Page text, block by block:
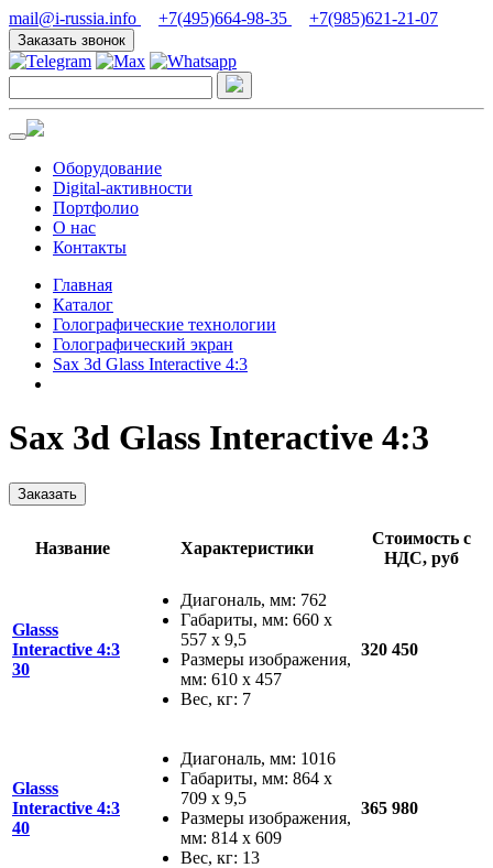
mail@i-russia.info +7(495)664-98-35 +7(985)621-21-07
Заказать звонок
Оборудование
Digital-активности
Портфолио
О нас
Контакты
Главная
Каталог
Голографические технологии
Голографический экран
Sax 3d Glass Interactive 4:3
Sax 3d Glass Interactive 4:3
Заказать
Название Характеристики
Стоимость с
НДС, руб
Glasss
Interactive 4:3
30
Диагональ, мм: 762
Габариты, мм: 660 x
557 x 9,5
Размеры изображения,
мм: 610 x 457
Вес, кг: 7
320 450
Glasss
Interactive 4:3
40
Диагональ, мм: 1016
Габариты, мм: 864 x
709 x 9,5
Размеры изображения,
мм: 814 x 609
Вес, кг: 13
365 980